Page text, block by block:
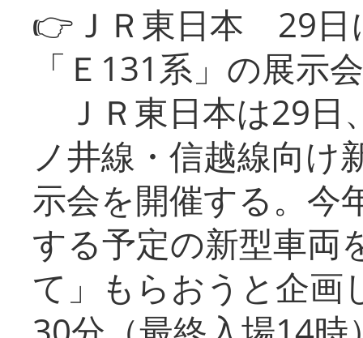
👉ＪＲ東日本 29日
「Ｅ131系」の展示会
ＪＲ東日本は29日
ノ井線・信越線向け
示会を開催する。今
する予定の新型車両
て」もらおうと企画